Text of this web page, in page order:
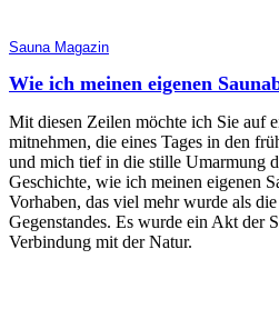
Sauna Magazin
Wie ich meinen eigenen
Mit diesen Zeilen möchte ich Sie auf
mitnehmen, die eines Tages in den
und mich tief in die stille Umarmung
Geschichte, wie ich meinen eigenen
Vorhaben, das viel mehr wurde als
Gegenstandes. Es wurde ein Akt der
Verbindung mit der Natur.